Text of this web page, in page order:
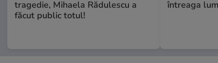
tragedie, Mihaela Rădulescu a
făcut public totul!
întreaga